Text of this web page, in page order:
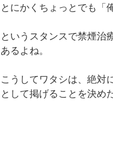
とにかくちょっとでも「
というスタンスで禁煙治
あるよね。
こうしてワタシは、絶対
として掲げることを決め